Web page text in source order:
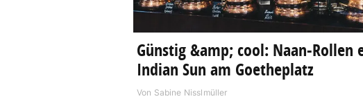
Günstig &amp; cool: Naan-Rollen
Indian Sun am Goetheplatz
Von Sabine Nisslmüller